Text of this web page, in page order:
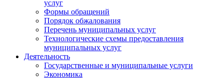
услуг
Формы обращений
Порядок обжалования
Перечень муниципальных услуг
Технологические схемы предоставления
муниципальных услуг
Деятельность
Государственные и муниципальные услуги
Экономика